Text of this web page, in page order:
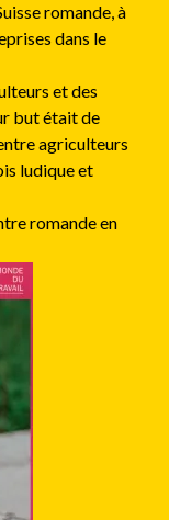
romande, à
dans le
et des
but était de
agriculteurs
ludique et
romande en